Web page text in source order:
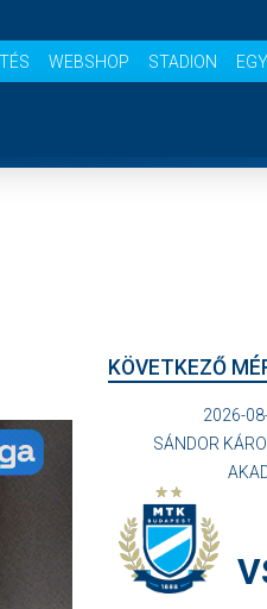
WEBSHOP STADION
KÖVETKEZŐ
2026-
SÁNDOR